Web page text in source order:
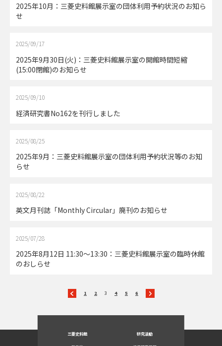
2025年10月：三菱史料館展示室の団体利用予約状況のお知ら
せ
2025/09/17
2025年9月30日(火)：三菱史料館展示室の開館時間短縮
(15:00閉館)のお知らせ
2025/09/10
経済研究書No162を刊行しました
2025/08/25
2025年9月：三菱史料館展示室の団体利用予約状況等のお知
らせ
2025/08/22
英文月刊誌「Monthly Circular」廃刊のお知らせ
2025/07/28
2025年8月12日 11:30～13:30：三菱史料館展示室の臨時休館
のおしらせ
1 2 3 4 5 6
三菱史料館 研究活動